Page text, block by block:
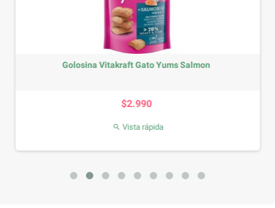
Golosina Vitakraft Gato Yums Salmon
$2.990
 Vista rápida